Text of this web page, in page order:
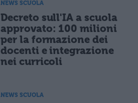
NEWS SCUOLA
Decreto sull'IA a scuola
approvato: 100 milioni
per la formazione dei
docenti e integrazione
nei curricoli
NEWS SCUOLA